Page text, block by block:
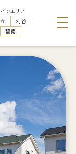
ンエリア
刈谷
碧南